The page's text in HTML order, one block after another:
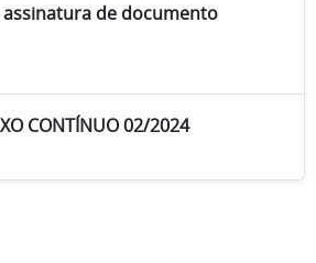
de documento
CONTÍNUO 02/2024